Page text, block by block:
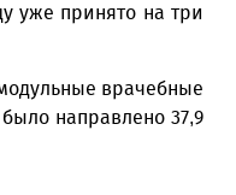
уже принято на три
врачебные
направлено 37,9